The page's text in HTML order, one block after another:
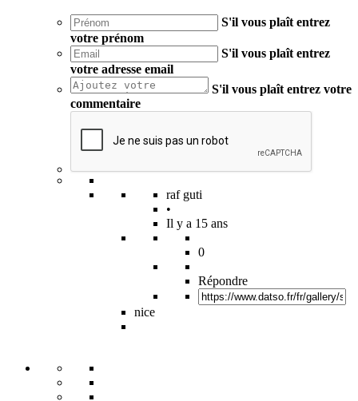
S'il vous plaît entrez
votre prénom
S'il vous plaît entrez
votre adresse email
S'il vous plaît entrez votre
commentaire
raf guti
•
Il y a 15 ans
0
Répondre
nice